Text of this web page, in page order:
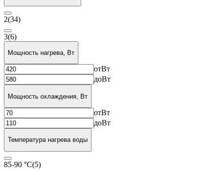
2(34)
3(6)
Мощность нагрева, Вт
отВт
доВт
Мощность охлаждения, Вт
отВт
доВт
Температура нагрева воды
85-90 °С(5)